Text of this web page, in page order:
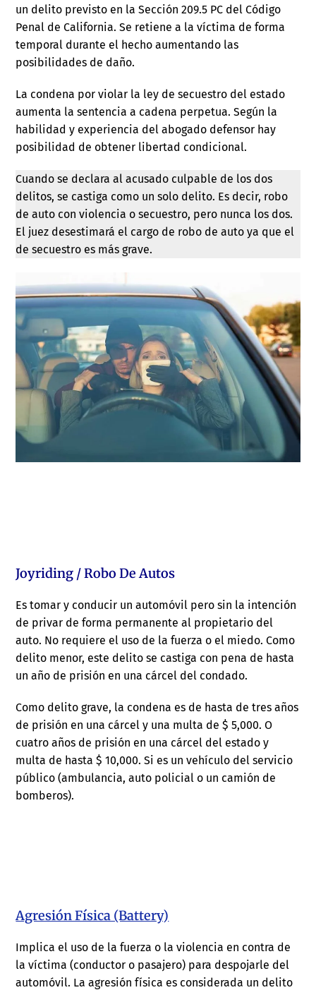
un delito previsto en la Sección 209.5 PC del Código
Penal de California. Se retiene a la víctima de forma
temporal durante el hecho aumentando las
posibilidades de daño.
La condena por violar la ley de secuestro del estado
aumenta la sentencia a cadena perpetua. Según la
habilidad y experiencia del abogado defensor hay
posibilidad de obtener libertad condicional.
Cuando se declara al acusado culpable de los dos
delitos, se castiga como un solo delito. Es decir, robo
de auto con violencia o secuestro, pero nunca los dos.
El juez desestimará el cargo de robo de auto ya que el
de secuestro es más grave.
Joyriding / Robo De Autos
Es tomar y conducir un automóvil pero sin la intención
de privar de forma permanente al propietario del
auto. No requiere el uso de la fuerza o el miedo. Como
delito menor, este delito se castiga con pena de hasta
un año de prisión en una cárcel del condado.
Como delito grave, la condena es de hasta de tres años
de prisión en una cárcel y una multa de $ 5,000. O
cuatro años de prisión en una cárcel del estado y
multa de hasta $ 10,000. Si es un vehículo del servicio
público (ambulancia, auto policial o un camión de
bomberos).
Agresión Física (Battery)
Implica el uso de la fuerza o la violencia en contra de
la víctima (conductor o pasajero) para despojarle del
automóvil. La agresión física es considerada un delito